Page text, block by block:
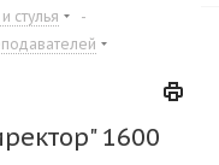
стулья
-
1600